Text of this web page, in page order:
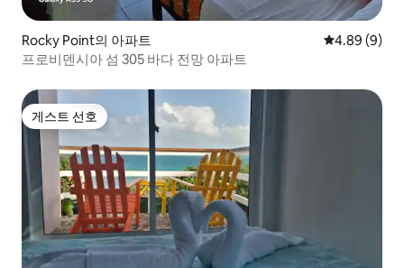
Rocky Point의 아파트 평점 4.89점
4.89 (9)
프로비덴시아 섬 305 바다 전망 아파트
게스트 선호
게스트 선호